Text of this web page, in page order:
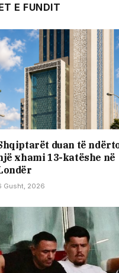
E FUNDIT
duan të
xhami 13-katëshe në
Gusht, 2026